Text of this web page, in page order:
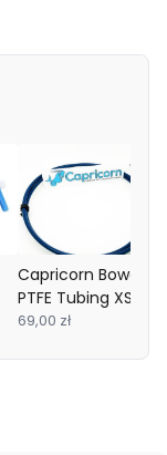
Capricorn Bowden
PTFE Tubing XS
Series 1.9x4mm 1m
69,00 zł